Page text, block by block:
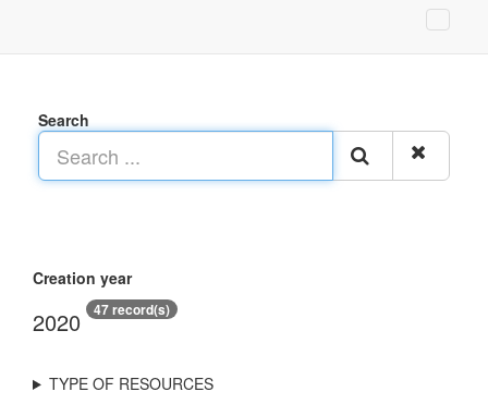
Search
Creation year
2020 47 record(s)
TYPE OF RESOURCES